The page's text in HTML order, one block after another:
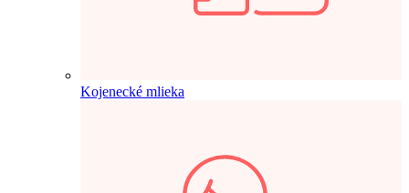
Kojenecké mlieka